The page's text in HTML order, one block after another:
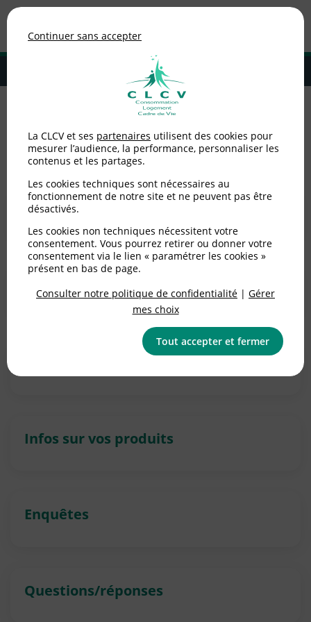
MENU
Adhérer à la CLCV
Alimentation
Alertes sanitaires
Nutrition santé
Alimentation durable
Infos sur vos produits
Enquêtes
Questions/réponses
Continuer sans accepter
La CLCV et ses partenaires utilisent des cookies pour
mesurer l’audience, la performance, personnaliser les
contenus et les partages.
Les cookies techniques sont nécessaires au
fonctionnement de notre site et ne peuvent pas être
désactivés.
Les cookies non techniques nécessitent votre
consentement. Vous pourrez retirer ou donner votre
consentement via le lien « paramétrer les cookies »
présent en bas de page.
Consulter notre politique de confidentialité | Gérer
mes choix
Tout accepter et fermer